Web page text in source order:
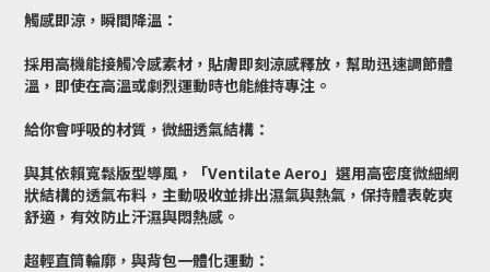
觸感即涼，瞬間降溫：
採用高機能接觸冷感素材，貼膚即刻涼感釋放，幫助迅速調節體
溫，即使在高溫或劇烈運動時也能維持專注。
給你會呼吸的材質，微細透氣結構：
與其依賴寬鬆版型導風，「Ventilate Aero」選用高密度微細網
狀結構的透氣布料，主動吸收並排出濕氣與熱氣，保持體表乾爽
舒適，有效防止汗濕與悶熱感。
超輕直筒輪廓，與背包一體化運動：